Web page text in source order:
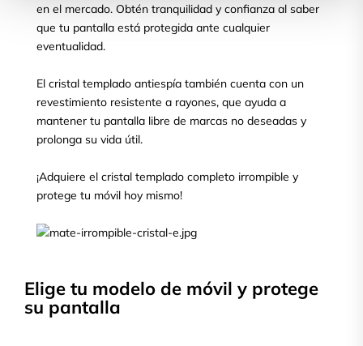
en el mercado. Obtén tranquilidad y confianza al saber
que tu pantalla está protegida ante cualquier
eventualidad.
El cristal templado antiespía también cuenta con un
revestimiento resistente a rayones, que ayuda a
mantener tu pantalla libre de marcas no deseadas y
prolonga su vida útil.
¡Adquiere el cristal templado completo irrompible y
protege tu móvil hoy mismo!
Elige tu modelo de móvil y protege
su pantalla